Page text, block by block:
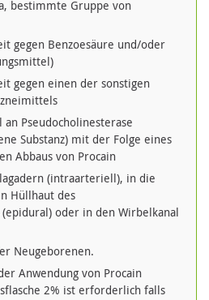
bestimmte Gruppe von
gegen Benzoesäure und/oder
gegen einen der sonstigen
Pseudocholinesterase
Substanz) mit der Folge eines
Abbaus von Procain
(intraarteriell), in die
Hüllhaut des
oder in den Wirbelkanal
Neugeborenen.
Anwendung von Procain
2% ist erforderlich falls